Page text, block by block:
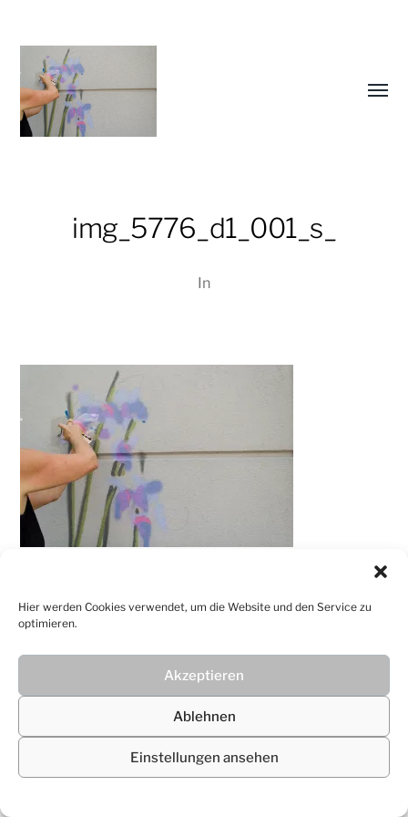
Hier werden Cookies verwendet, um die Website und den Service zu
optimieren.
Akzeptieren
Ablehnen
Einstellungen ansehen
Menü
img_5776_d1_001_s_
In
© 2026Christiane Lüdtke